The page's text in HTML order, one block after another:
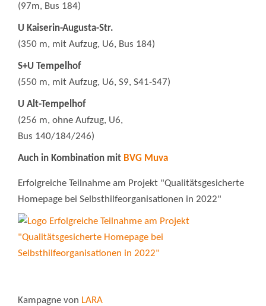
(97m, Bus 184)
U Kaiserin-Augusta-Str.
(350 m, mit Aufzug, U6, Bus 184)
S+U Tempelhof
(550 m, mit Aufzug, U6, S9, S41-S47)
U Alt-Tempelhof
(256 m, ohne Aufzug, U6,
Bus 140/184/246)
Auch in Kombination mit BVG Muva
Erfolgreiche Teilnahme am Projekt "Qualitätsgesicherte
Homepage bei Selbsthilfeorganisationen in 2022"
Kampagne von LARA